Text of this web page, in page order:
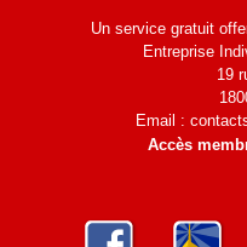
Un service gratuit
Entreprise
19
Email :
Accès